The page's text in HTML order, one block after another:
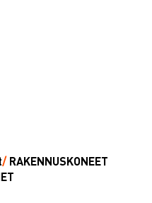
/ RAKENNUSKONEET